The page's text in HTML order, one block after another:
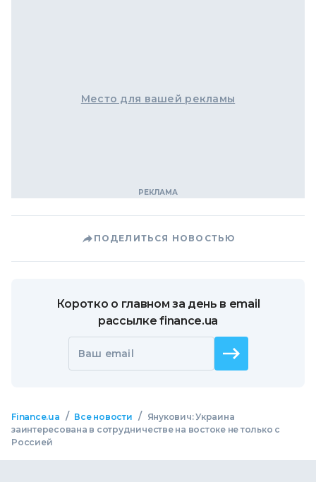
Место для вашей рекламы
ПОДЕЛИТЬСЯ НОВОСТЬЮ
Коротко о главном за день в email
рассылке finance.ua
Ваш email
Finance.ua / Все новости /
Янукович: Украина
заинтересована в сотрудничестве на востоке не только с
Россией